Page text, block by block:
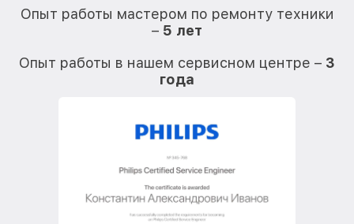
Опыт работы мастером по ремонту техники
– 5 лет
Опыт работы в нашем сервисном центре – 3
года